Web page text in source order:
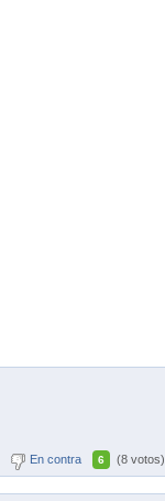
En contra 6 (8 votos)